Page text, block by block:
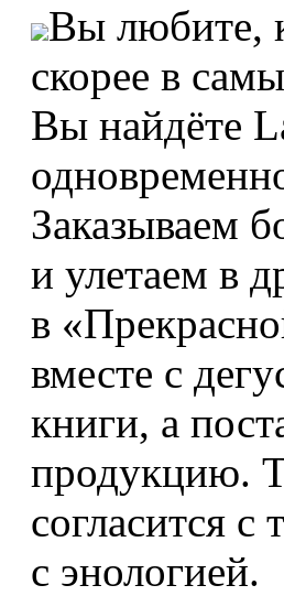
Вы любите,
скорее в
Вы найдёте
Заказываем
и улетаем в
в
вместе с
книги, а
продукцию.
согласится с
с энологией.